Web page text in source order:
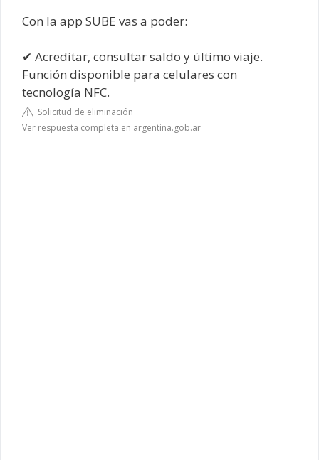
Con la app SUBE vas a poder:
✔ Acreditar, consultar saldo y último viaje.
Función disponible para celulares con
tecnología NFC.
Solicitud de eliminación
Ver respuesta completa en argentina.gob.ar